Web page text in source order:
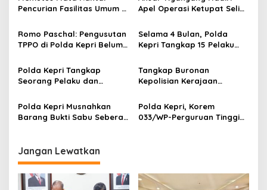
s
i
p
s
Pencurian Fasilitas Umum di
Apel Operasi Ketupat Seligi
Amankan Idulfitri
Romo Paschal: Pengusutan
TPPO di Polda Kepri Belum
Selama 4 Bulan, Polda
Kepri Tangkap 15 Pelaku
Polda Kepri Tangkap
Seorang Pelaku dan
Kasus TPPO
Tangkap Buronan
Kepolisian Kerajaan
Penghargaan dari Dubes
Jepang
Polda Kepri Musnahkan
Barang Bukti Sabu Seberat
Polda Kepri, Korem
033/WP-Perguruan Tinggi
Jangan Lewatkan